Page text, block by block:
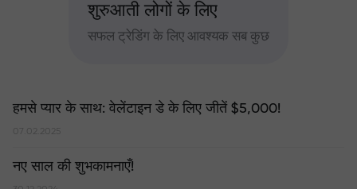
शुरुआती लोगों के लिए
सफल ट्रेडिंग के लिए आवश्यक सब कुछ
हमसे प्यार के साथ: वेलेंटाइन डे के लिए जीतें $5,000!
नए साल की शुभकामनाएँ!